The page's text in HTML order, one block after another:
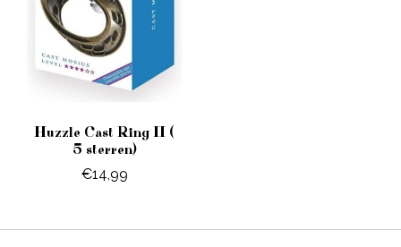
Huzzle Cast Ring II (
5 sterren)
€14,99